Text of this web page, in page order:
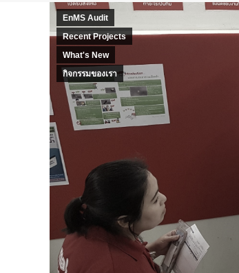
EnMS Audit
Recent Projects
What's New
กิจกรรมของเรา